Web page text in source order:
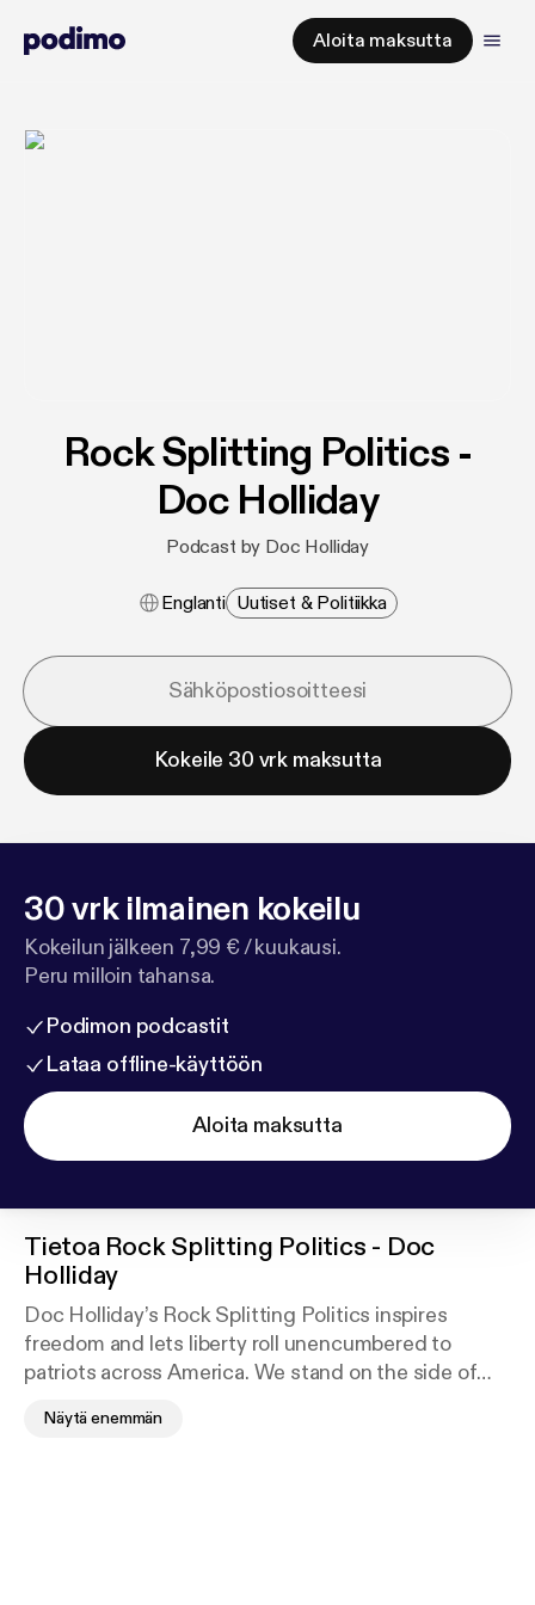
Aloita maksutta
Rock Splitting Politics -
Doc Holliday
Podcast by Doc Holliday
Englanti Uutiset & Politiikka
Kokeile 30 vrk maksutta
30 vrk ilmainen kokeilu
Kokeilun jälkeen 7,99 € / kuukausi.
Peru milloin tahansa.
Podimon podcastit
Lataa offline-käyttöön
Aloita maksutta
Tietoa Rock Splitting Politics - Doc
Holliday
Doc Holliday’s Rock Splitting Politics inspires
freedom and lets liberty roll unencumbered to
patriots across America. We stand on the side of
provide thought-provoking interviews and get
Näytä enemmän